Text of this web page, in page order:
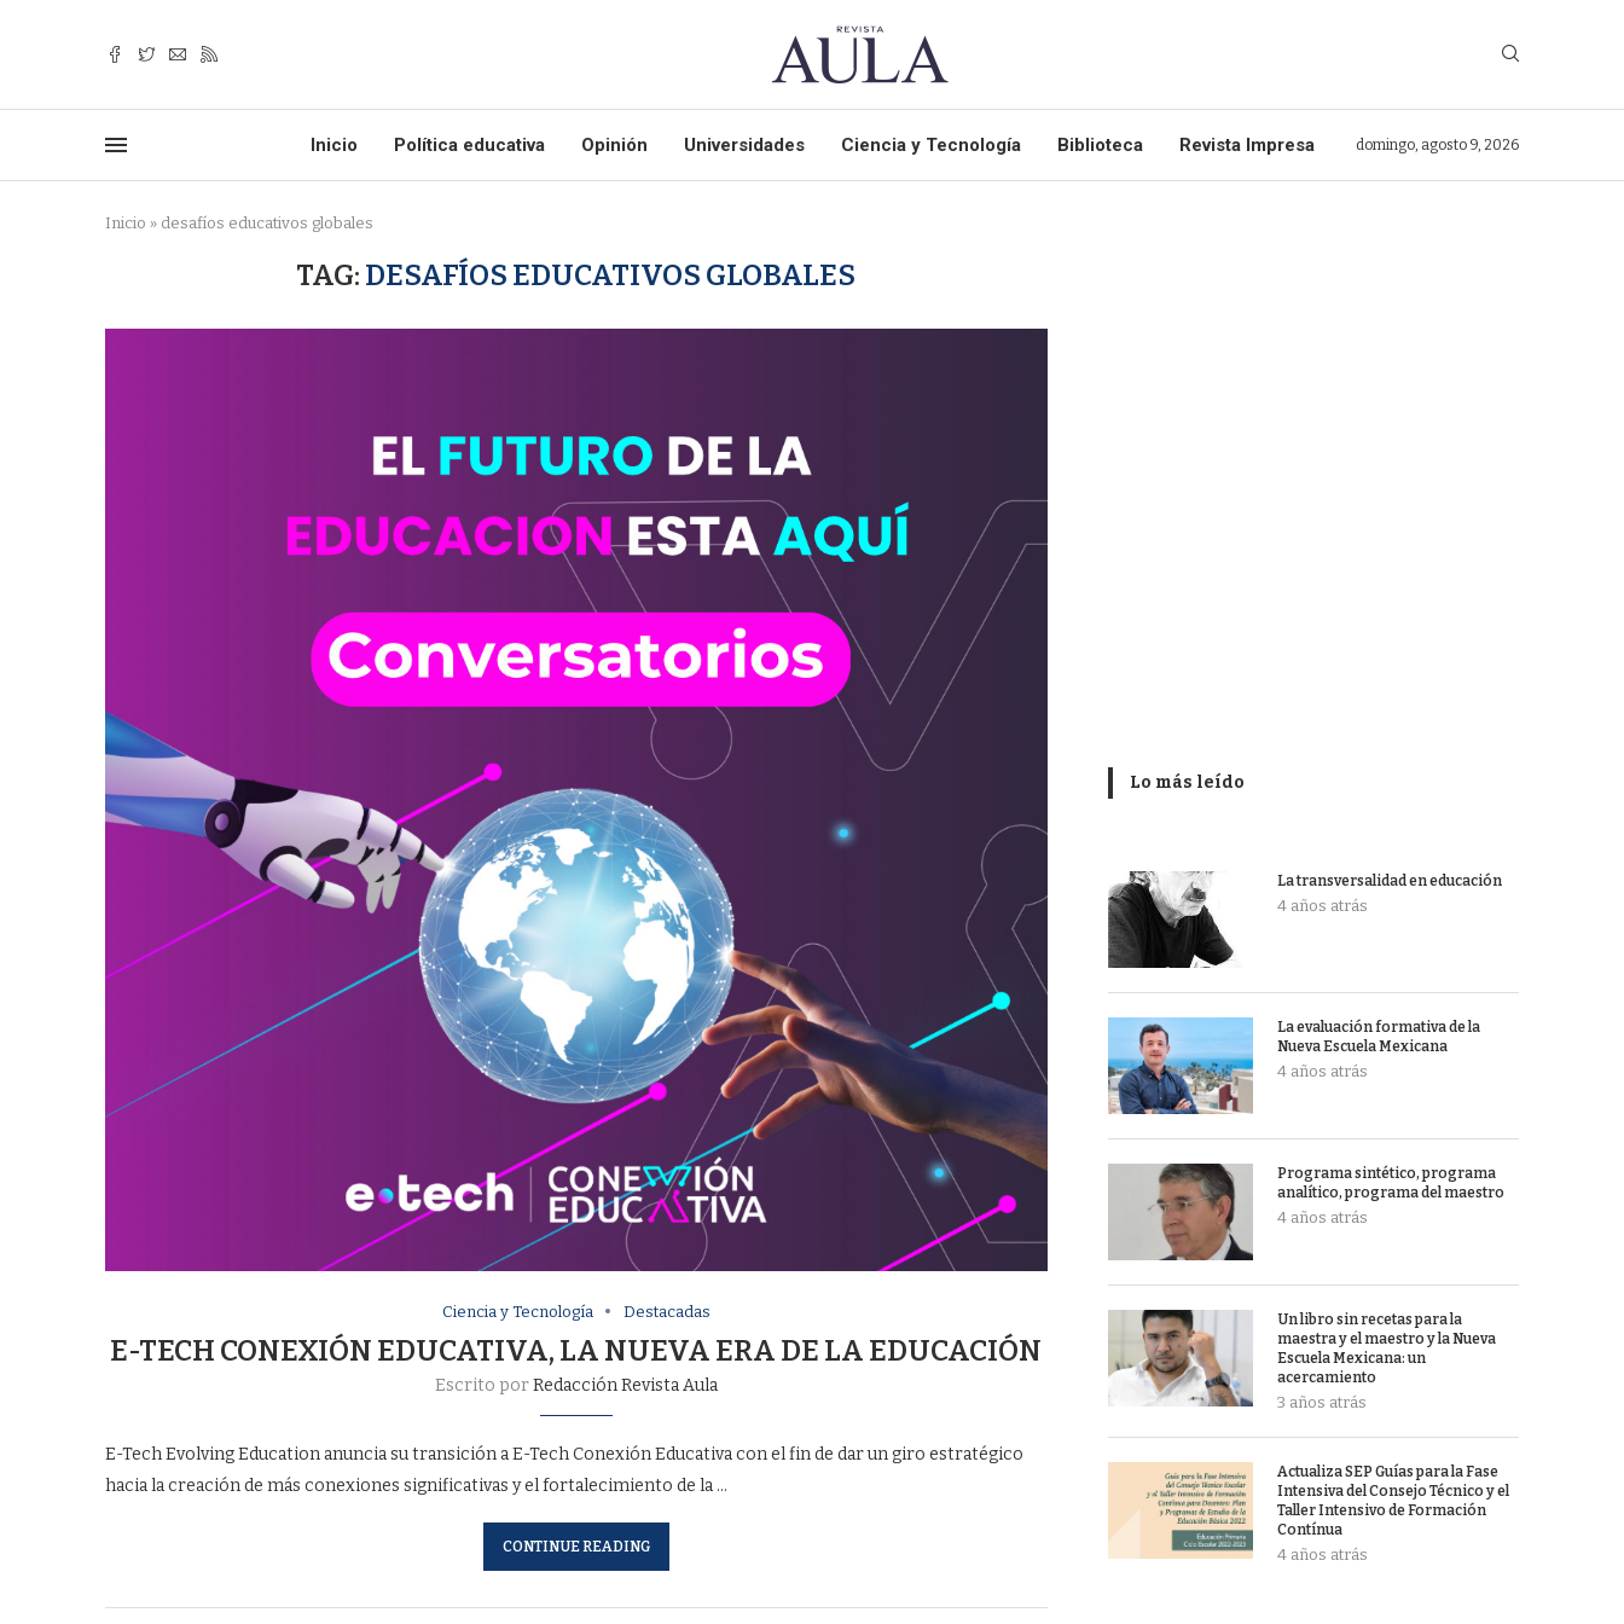
Inicio Política educativa Opinión Universidades Ciencia y Tecnología Biblioteca Revista Impresa domingo, agosto 9, 2026
Inicio » desafíos educativos globales
TAG: DESAFÍOS EDUCATIVOS GLOBALES
Ciencia y Tecnología Destacadas
E-TECH CONEXIÓN EDUCATIVA, LA NUEVA ERA DE LA EDUCACIÓN
Escrito porRedacción Revista Aula
E-Tech Evolving Education anuncia su transición a E-Tech Conexión Educativa con el fin de dar un giro estratégico
hacia la creación de más conexiones significativas y el fortalecimiento de la …
CONTINUE READING
Lo más leído
La transversalidad en educación
4 años atrás
La evaluación formativa de la
Nueva Escuela Mexicana
4 años atrás
Programa sintético, programa
analítico, programa del maestro
4 años atrás
Un libro sin recetas para la
maestra y el maestro y la Nueva
Escuela Mexicana: un
acercamiento
3 años atrás
Actualiza SEP Guías para la Fase
Intensiva del Consejo Técnico y el
Taller Intensivo de Formación
Contínua
4 años atrás